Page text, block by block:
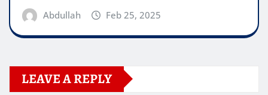
Abdullah Feb 25, 2025
LEAVE A REPLY